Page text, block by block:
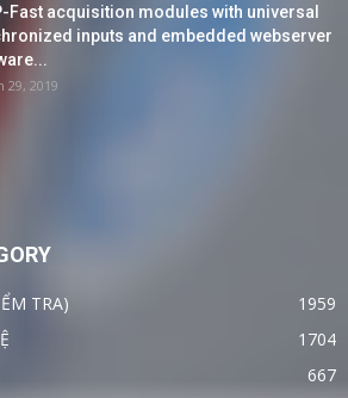
Fast acquisition modules with universal
inputs and embedded webserver
29, 2019
TRA)
1959
1704
667